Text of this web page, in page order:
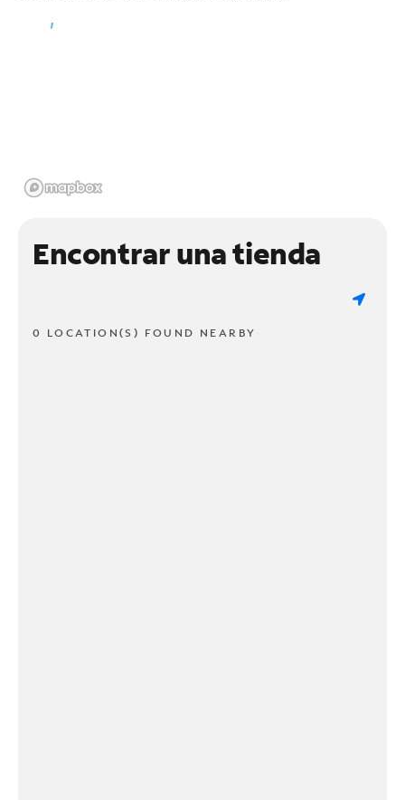
Encontrar una tienda
0 LOCATION(S) FOUND NEARBY